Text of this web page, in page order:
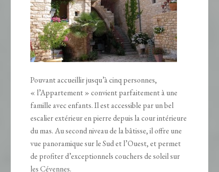
Pouvant accueillir jusqu’à cinq personnes,
« l’Appartement » convient parfaitement à une
famille avec enfants. Il est accessible par un bel
escalier extérieur en pierre depuis la cour intérieure
du mas. Au second niveau de la bâtisse, il offre une
vue panoramique sur le Sud et l’Ouest, et permet
de profiter d’exceptionnels couchers de soleil sur
les Cévennes.